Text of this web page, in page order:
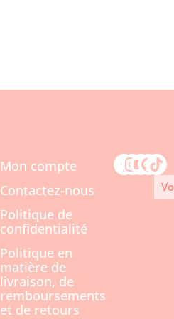
Mon compte
Contactez-nous
Politique de
confidentialité
Politique en
matière de
livraison, de
remboursements
et de retours